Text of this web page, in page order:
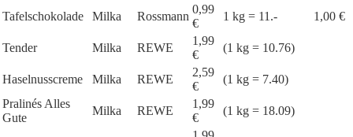
Tafelschokolade Milka Rossmann
0,99
€
1 kg = 11.- 1,00 €
Tender Milka REWE
1,99
€
(1 kg = 10.76)
Haselnusscreme Milka REWE
2,59
€
(1 kg = 7.40)
Pralinés Alles
Gute
Milka REWE
1,99
€
(1 kg = 18.09)